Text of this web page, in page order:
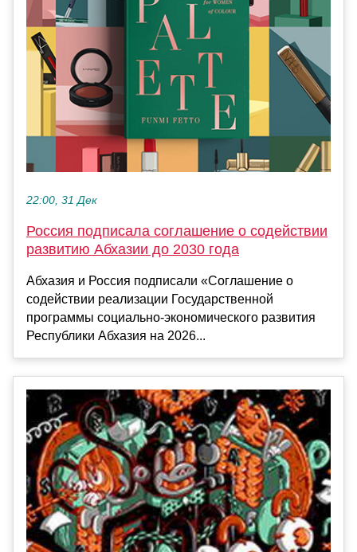
22:00, 31 Дек
Россия подписала соглашение о содействии
развитию Абхазии до 2030 года
Абхазия и Россия подписали «Соглашение о
содействии реализации Государственной
программы социально-экономического развития
Республики Абхазия на 2026...